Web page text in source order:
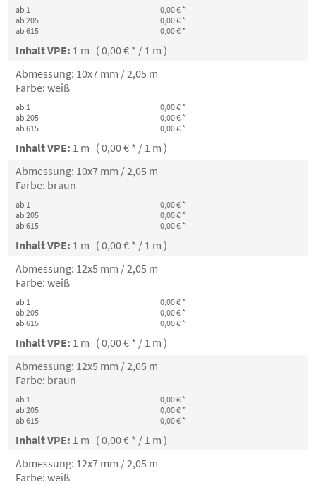
ab 1
0,00 € *
ab 205
0,00 € *
ab 615
0,00 € *
Inhalt VPE: 1 m ( 0,00 € * / 1 m )
Abmessung: 10x7 mm / 2,05 m
Farbe: weiß
ab 1
0,00 € *
ab 205
0,00 € *
ab 615
0,00 € *
Inhalt VPE: 1 m ( 0,00 € * / 1 m )
Abmessung: 10x7 mm / 2,05 m
Farbe: braun
ab 1
0,00 € *
ab 205
0,00 € *
ab 615
0,00 € *
Inhalt VPE: 1 m ( 0,00 € * / 1 m )
Abmessung: 12x5 mm / 2,05 m
Farbe: weiß
ab 1
0,00 € *
ab 205
0,00 € *
ab 615
0,00 € *
Inhalt VPE: 1 m ( 0,00 € * / 1 m )
Abmessung: 12x5 mm / 2,05 m
Farbe: braun
ab 1
0,00 € *
ab 205
0,00 € *
ab 615
0,00 € *
Inhalt VPE: 1 m ( 0,00 € * / 1 m )
Abmessung: 12x7 mm / 2,05 m
Farbe: weiß